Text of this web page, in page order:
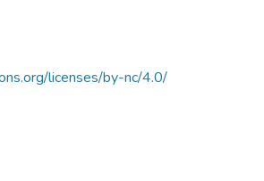
licenses/by-nc/4.0/